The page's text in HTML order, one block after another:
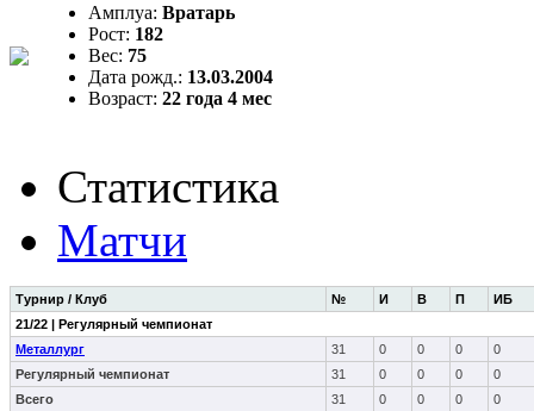
Амплуа: Вратарь
Рост: 182
Вес: 75
Дата рожд.: 13.03.2004
Возраст: 22 года 4 мес
Статистика
Матчи
Турнир / Клуб № И В П
ИБ
21/22 | Регулярный чемпионат
Металлург
31 0 0 0
0
Регулярный чемпионат
31 0 0 0
0
Всего
31 0 0 0 0